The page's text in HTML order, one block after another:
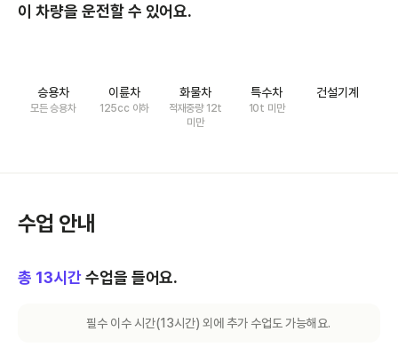
이 차량을 운전할 수 있어요.
승용차
모든 승용차
이륜차
125cc 이하
화물차
적재중량 12t
미만
특수차
10t 미만
건설기계
수업 안내
총 13시간 수업을 들어요.
필수 이수 시간(13시간) 외에 추가 수업도 가능해요.